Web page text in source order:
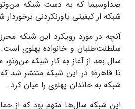
صداوسیما که به دست شبکه من‌وتو
شبکه از کیفیتی باورنکردنی برخوردار
آنچه در مورد رویکرد این شبکه
سال بعد از آغاز به کار شبکه من‌وتو،
تا قاهره» در این شبکه منتشر شد
شبکه به خاندان پهلوی را عیان کرد.
این شبکه سال‌ها متهم بود که از